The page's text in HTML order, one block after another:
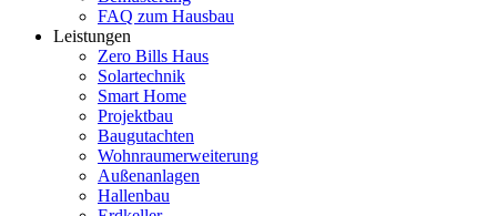
FAQ zum Hausbau
Leistungen
Zero Bills Haus
Solartechnik
Smart Home
Projektbau
Baugutachten
Wohnraumerweiterung
Außenanlagen
Hallenbau